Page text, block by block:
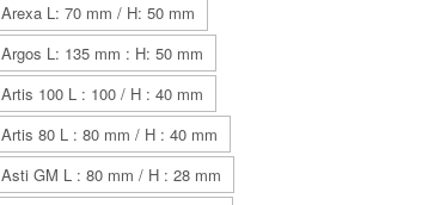
Arexa L: 70 mm / H: 50 mm
Argos L: 135 mm : H: 50 mm
Artis 100 L : 100 / H : 40 mm
Artis 80 L : 80 mm / H : 40 mm
Asti GM L : 80 mm / H : 28 mm